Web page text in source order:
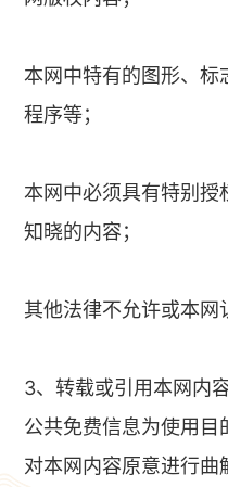
本网中特有的图形、标
程序等；
本网中必须具有特别授
知晓的内容；
其他法律不允许或本网
3、转载或引用本网内
公共免费信息为使用
对本网内容原意进行